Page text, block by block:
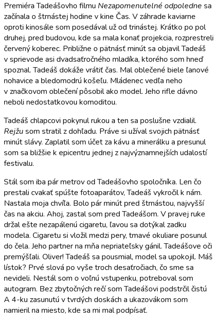
Premiéra Tadeášovho filmu Nezapomenutelné odpoledne sa
začínala o štrnástej hodine v kine Čas. V záhrade kaviarne
oproti kinosále som posedával už od trinástej. Krátko po pol
druhej, pred budovou, kde sa mala konať projekcia, rozprestreli
červený koberec. Približne o pätnásť minút sa objavil Tadeáš
v sprievode asi dvadsaťročného mladíka, ktorého som hneď
spoznal. Tadeáš dokáže vrátiť čas. Mal oblečené biele ľanové
nohavice a bledomodrú košeľu. Mládenec vedľa neho
v značkovom oblečení pôsobil ako model. Jeho rifle dávno
neboli nedostatkovou komoditou.
Tadeáš chlapcovi pokynul rukou a ten sa poslušne vzdialil.
Rejžusom stratil z dohľadu. Práve si užíval svojich pätnásť
minút slávy. Zaplatil som účet za kávu a minerálku a presunul
som sa bližšie k epicentru jednej z najvýznamnejších udalostí
festivalu.
Stál som iba pár metrov od Tadeášovho spoločníka. Len čo
prestali cvakať spúšte fotoaparátov, Tadeáš vykročil k nám.
Nastala moja chvíľa. Bolo pár minút pred štrnástou, najvyšší
čas na akciu. Ahoj, zastal som pred Tadeášom. V pravej ruke
držal ešte nezapálenú cigaretu, ľavou sa dotýkal zadku
modela. Cigaretu si vložil medzi pery, tmavé okuliare posunul
do čela. Jeho partner na mňa nepriateľsky gánil. Tadeášove oči
premýšľali. Oliver! Tadeáš sa pousmial, model sa upokojil. Máš
lístok? Prvé slová po vyše troch desaťročiach, čo sme sa
nevideli. Nestál som o voľnú vstupenku, potreboval som
autogram. Bez zbytočných rečí som Tadeášovi podstrčil čistú
A 4-ku zasunutú v tvrdých doskách a ukazovákom som
namieril na miesto, kde sa mi mal podpísať.